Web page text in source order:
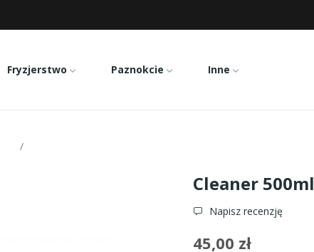
Fryzjerstwo Paznokcie Inne
Cleaner 500ml
Napisz recenzję
45,00 zł